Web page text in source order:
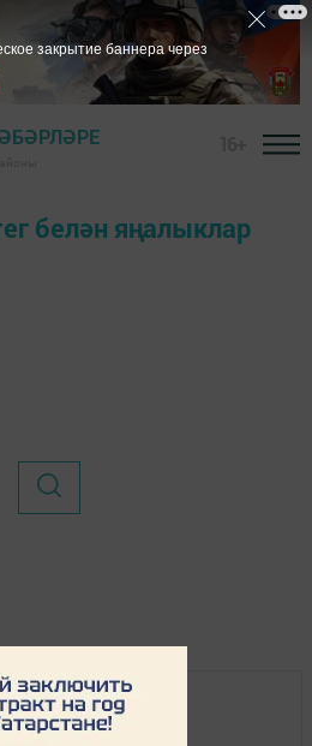
белән яңалыклар
закрытие баннера через